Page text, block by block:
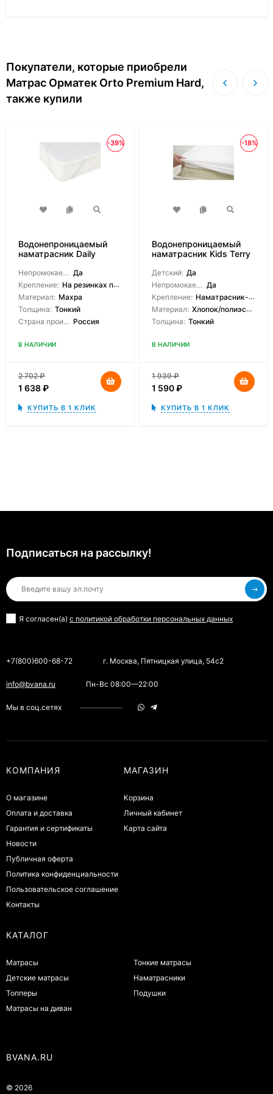
Покупатели, которые приобрели
Матрас Орматек Orto Premium Hard,
также купили
-39%
Водонепроницаемый
наматрасник Daily
Непромокаемый: Да
Крепление: На резинках по углам
Материал: Махра
Толщина: Тонкий
Страна производитель: Россия
В НАЛИЧИИ
2 702₽
1 638₽
КУПИТЬ В 1 КЛИК
-18%
Водонепроницаемый
наматрасник Kids Terry
Детский: Да
Непромокаемый: Да
Крепление: Наматрасник-чехол
Материал: Хлопок/полиэстер
Толщина: Тонкий
В НАЛИЧИИ
1 939₽
1 590₽
КУПИТЬ В 1 КЛИК
Подписаться на рассылкy!
Я согласен(a) с политикой обработки персональных данных
+7(800)600-68-72 г. Москва, Пятницкая улица, 54с2
info@bvana.ru Пн-Вс 08:00—22:00
Мы в соц.сетях
КОМПАНИЯ
О магазине
Оплата и доставка
Гарантия и сертификаты
Новости
Публичная оферта
Политика конфиденциальности
Пользовательское соглашение
Контакты
МАГАЗИН
Корзина
Личный кабинет
Карта сайта
КАТАЛОГ
Матрасы
Детские матрасы
Топперы
Матрасы на диван
Тонкие матрасы
Наматрасники
Подушки
BVANA.RU
© 2026